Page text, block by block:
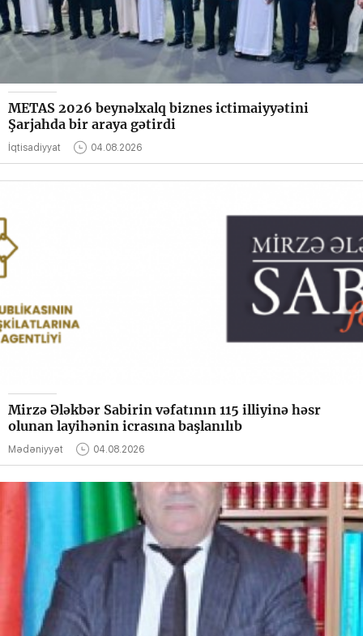
METAS 2026 beynəlxalq biznes ictimaiyyətini
Şarjahda bir araya gətirdi
İqtisadiyyat 04.08.2026
Mirzə Ələkbər Sabirin vəfatının 115 illiyinə həsr
olunan layihənin icrasına başlanılıb
Mədəniyyət 04.08.2026